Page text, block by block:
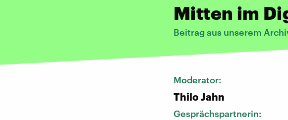
Mitten im
Beitrag aus unserem
Moderator:
Thilo Jahn
Gesprächspartnerin: